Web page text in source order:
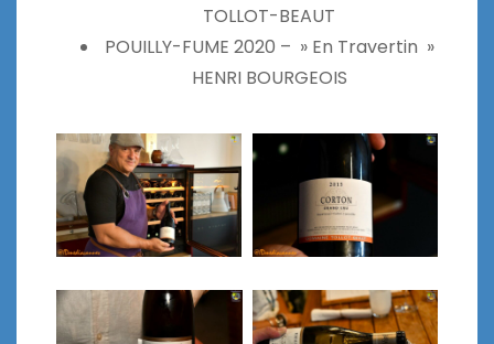
TOLLOT-BEAUT
POUILLY-FUME 2020 – » En Travertin »
HENRI BOURGEOIS